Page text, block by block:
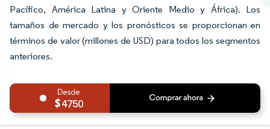
Pacífico, América Latina y Oriente Medio y África). Los
tamaños de mercado y los pronósticos se proporcionan en
términos de valor (millones de USD) para todos los segmentos
anteriores.
4750